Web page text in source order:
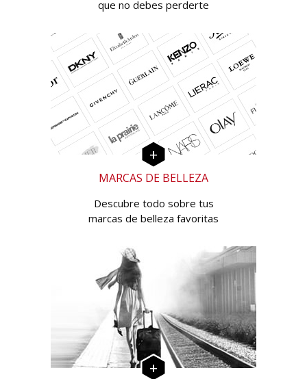
que no debes perderte
MARCAS DE BELLEZA
Descubre todo sobre tus
marcas de belleza favoritas